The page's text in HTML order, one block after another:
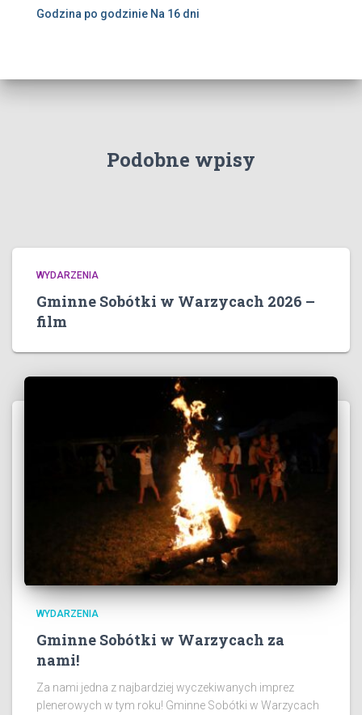
Godzina po godzinie Na 16 dni
Podobne wpisy
WYDARZENIA
Gminne Sobótki w Warzycach 2026 –
film
WYDARZENIA
Gminne Sobótki w Warzycach za
nami!
Za nami jedna z najbardziej wyczekiwanych imprez
plenerowych w tym roku! Gminne Sobótki w Warzycach